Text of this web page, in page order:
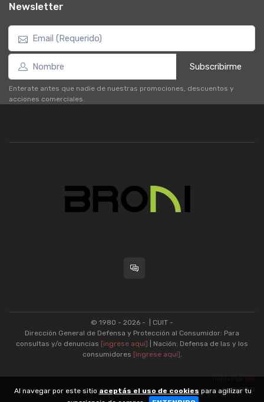
Newsletter
Subscribirme
Enterate antes que nadie de nuestras promociones, descuentos y
acciones comerciales.
© 1980 - 2026 -
| CUIT -
Dirección General de Defensa y Protección al Consumidor: Para
consultas y/o denuncias [ingrese aquí]
| Nación: Defensa de las y los
consumidores [ingrese aquí] .
nubixstore®
v13.08.0
Al navegar por este sitio aceptás el uso de cookies para agilizar tu